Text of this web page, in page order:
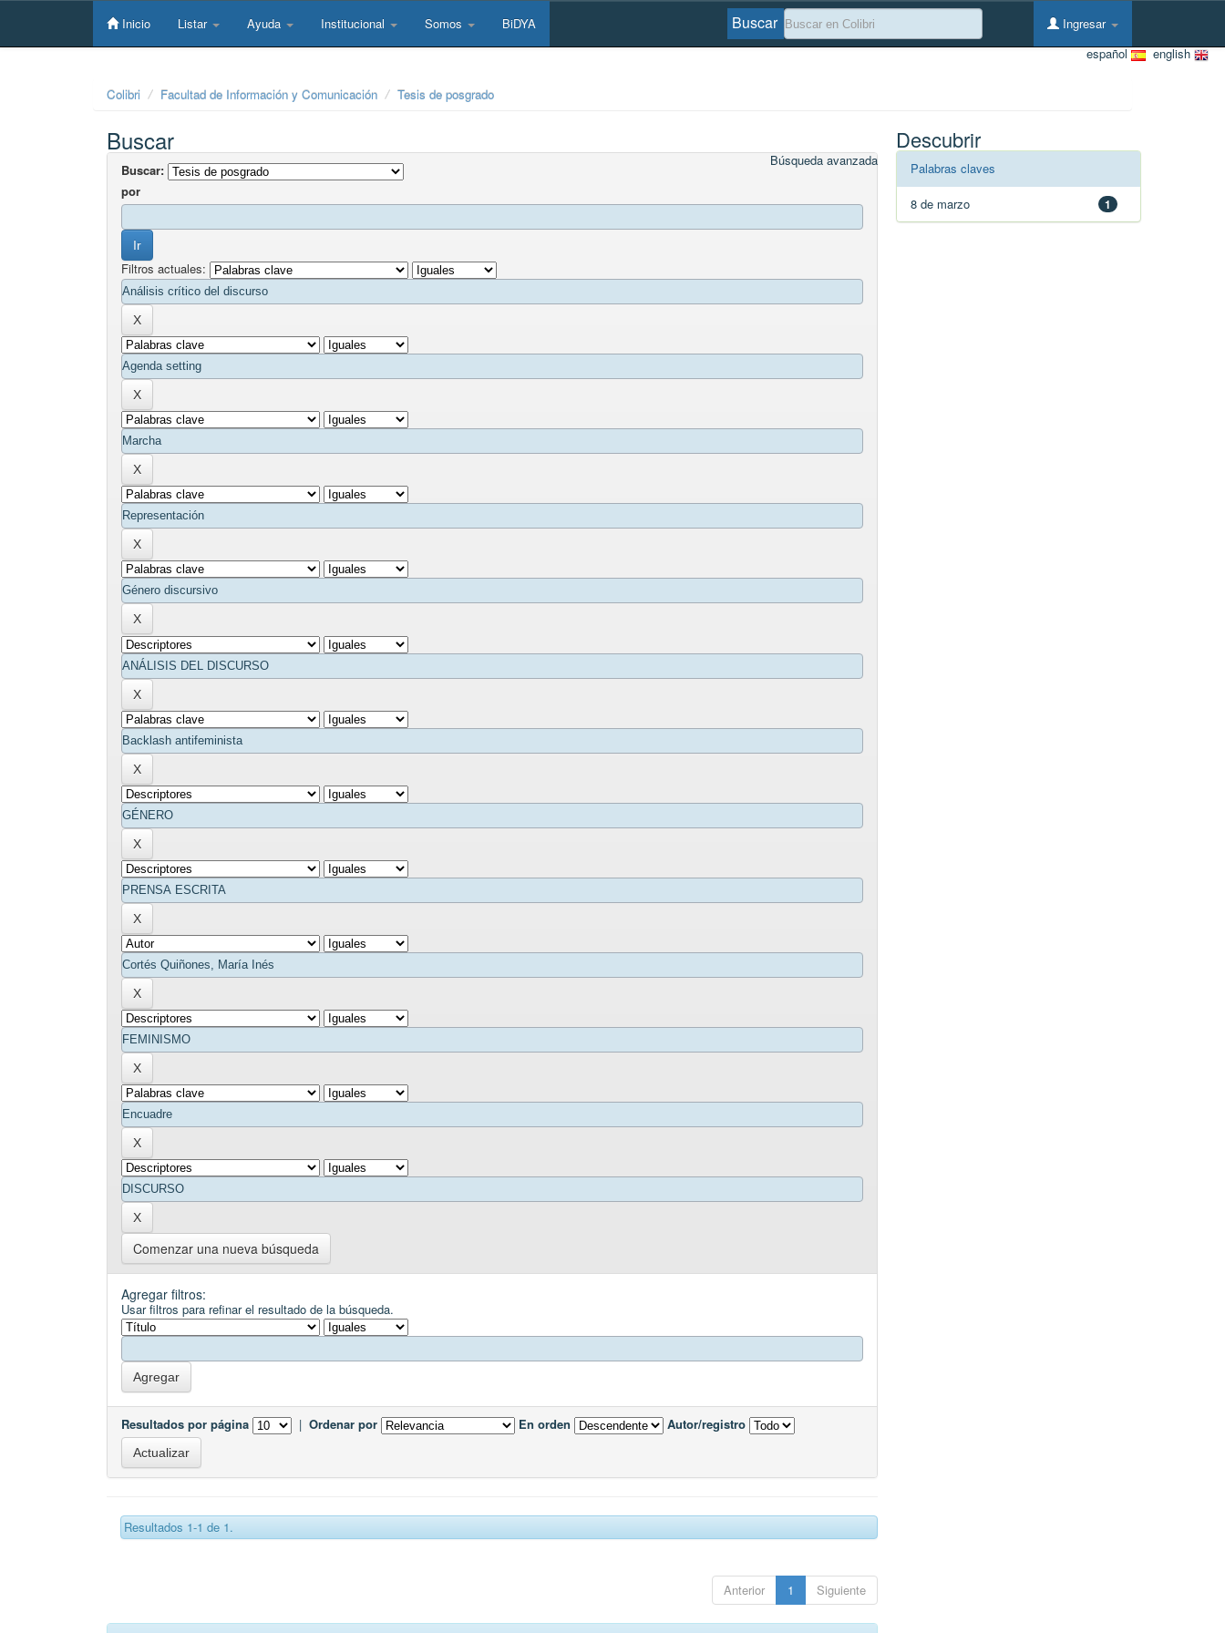
Skip
Inicio Listar Ayuda Institucional Somos BiDYA Ingresar
Buscar
english
español
Colibri Facultad de Información y Comunicación Tesis de posgrado
Buscar
Búsqueda avanzada
Buscar:
por
Filtros actuales:
Comenzar una nueva búsqueda
Agregar filtros:
Usar filtros para refinar el resultado de la búsqueda.
Resultados por página | Ordenar por En orden Autor/registro
Resultados 1-1 de 1.
Anterior 1 Siguiente
Descubrir
Palabras claves
1
8 de marzo